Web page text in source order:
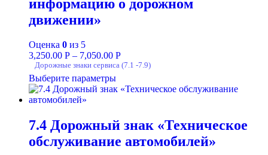
информацию о дорожном
движении»
Оценка 0 из 5
3,250.00 Р – 7,050.00 Р
Дорожные знаки сервиса (7.1 -7.9)
Выберите параметры
7.4 Дорожный знак «Техническое
обслуживание автомобилей»